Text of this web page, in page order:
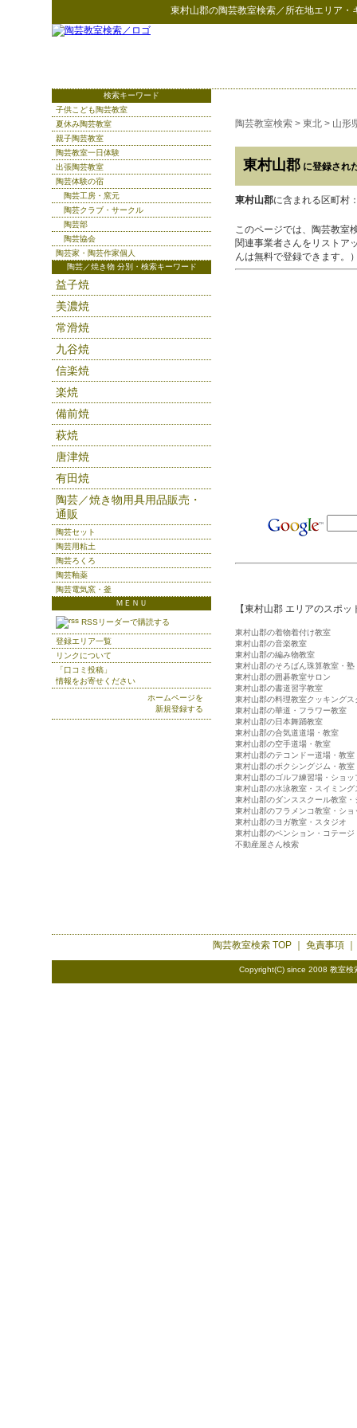
東村山郡の陶芸教室検索／所在地エリア・
陶芸教室検索 > 東北 > 山形
東村山郡 に登録され
東村山郡に含まれる区町村
このページでは、陶芸教室
関連事業者さんをリストア
んは無料で登録できます。
【東村山郡 エリアのスポッ
東村山郡の着物着付け教室
東村山郡の音楽教室
東村山郡の編み物教室
東村山郡のそろばん珠算教室・塾
東村山郡の囲碁教室サロン
東村山郡の書道習字教室
東村山郡の料理教室クッキングス
東村山郡の華道・フラワー教室
東村山郡の日本舞踊教室
東村山郡の合気道道場・教室
東村山郡の空手道場・教室
東村山郡のテコンドー道場・教室
東村山郡のボクシングジム・教室
東村山郡のゴルフ練習場・ショッ
東村山郡の水泳教室・スイミング
東村山郡のダンススクール教室・
東村山郡のフラメンコ教室・ショ
東村山郡のヨガ教室・スタジオ
東村山郡のペンション・コテージ
不動産屋さん検索
検索キーワード
子供こども陶芸教室
夏休み陶芸教室
親子陶芸教室
陶芸教室一日体験
出張陶芸教室
陶芸体験の宿
陶芸工房・窯元
陶芸クラブ・サークル
陶芸部
陶芸協会
陶芸家・陶芸作家個人
陶芸／焼き物 分別・検索キーワード
益子焼
美濃焼
常滑焼
九谷焼
信楽焼
楽焼
備前焼
萩焼
唐津焼
有田焼
陶芸／焼き物用具用品販売・
通販
陶芸セット
陶芸用粘土
陶芸ろくろ
陶芸釉薬
陶芸電気窯・釜
ＭＥＮＵ
RSSリーダーで購読する
登録エリア一覧
リンクについて
「口コミ投稿」
情報をお寄せください
ホームページを
新規登録する
陶芸教室検索TOP ｜ 免責事項
Copyright(C) since 2008 教室検